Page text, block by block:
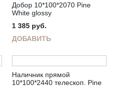
Добор 10*100*2070 Pine
White glossy
1 385 руб.
ДОБАВИТЬ
Наличник прямой
10*100*2440 телескоп. Pine